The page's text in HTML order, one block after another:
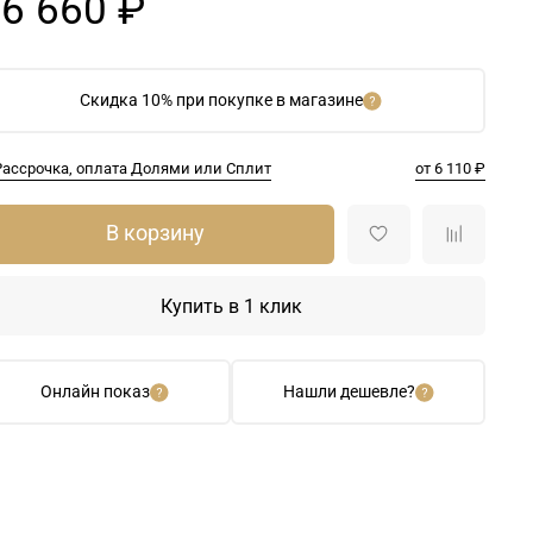
Скидка 10% при покупке в магазине
оплата Долями или Сплит от 6 110 ₽
660 ₽
Онлайн показ Нашли дешевле?
В корзину
Купить в 1 клик